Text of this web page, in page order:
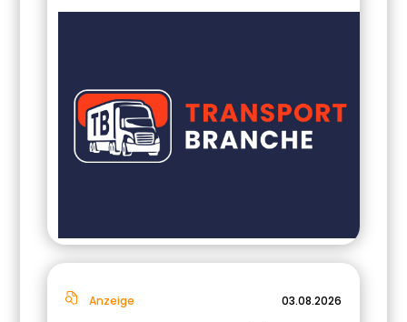
Anzeige 03.08.2026